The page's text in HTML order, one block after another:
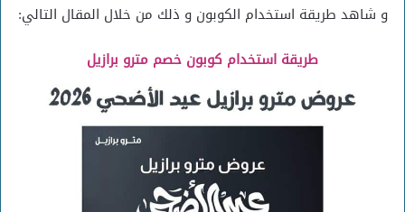
و شاهد طريقة استخدام الكوبون و ذلك من خلال المقال التالي:
طريقة استخدام كوبون خصم مترو برازيل